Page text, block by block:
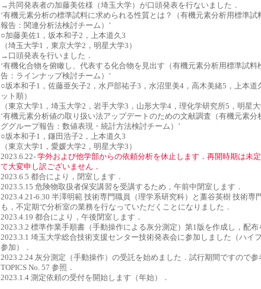
→共同発表者の加藤美佐様（埼玉大学）が口頭発表を行ないました．
‘有機元素分析の標準試料に求められる性質とは？（有機元素分析用標準
報告：関連分析法検討チーム）’
○加藤美佐1，坂本和子2，上本道久3
（埼玉大学1，東京大学2，明星大学3）
→口頭発表を行いました．
‘有機化合物を俯瞰し、代表する化合物を見出す（有機元素分析用標準試
告：ラインナップ検討チーム）’
○坂本和子1，佐藤亜矢子2，水戸部祐子3，水沼里美4，高木美緒5，上本道
ット順）
（東京大学1，埼玉大学2，岩手大学3，山形大学4，理化学研究所5，明星大
‘有機元素分析値の取り扱い法アップデートのための文献調査（有機元素
ググループ報告：数値表現・統計方法検討チーム）’
○坂本和子1，鎌田浩子2，上本道久3
（東京大学1，愛媛大学2，明星大学3）
2023.6.22- 学外および他学部からの依頼分析を休止します．再開時期は未
て大変申し訳ございません．
2023.6.5 都合により，閉室します．
2023.5.15 危険物取扱者保安講習を受講するため，午前中閉室します．
2023.4.21-6.30 半澤明範 技術専門職員（理学系研究科）と藁谷英樹 技術専
も，不定期で分析室の業務を行なっていただくことになりました．
2023.4.19 都合により，午後閉室します．
2023.3.2 標準作業手順書（手動操作による灰分測定）第1版を作成し，配布
2023.3.1 埼玉大学総合技術支援センター技術発表会に参加しました（ハイ
参加）．
2023.2.24 灰分測定（手動操作）の受託を始めました．試行期間ですので参
TOPICS No. 57 参照．
2023.1.4 測定依頼の受付を開始します（年始）．